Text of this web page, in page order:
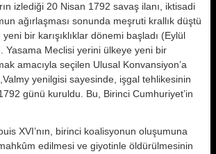
izlediği 20 Nisan 1792 savaş ilanı, iktisadi
ağırlaşması sonunda meşruti krallık düştü
bir karışıklıklar dönemi başladı (Eylül
Yasama Meclisi yerini ülkeye yeni bir
amacıyla seçilen Ulusal Konvansiyon’a
yenilgisi sayesinde, işgal tehlikesinin
günü kuruldu. Bu, Birinci Cumhuriyet’in
XVI’nın, birinci koalisyonun oluşumuna
edilmesi ve giyotinle öldürülmesinin